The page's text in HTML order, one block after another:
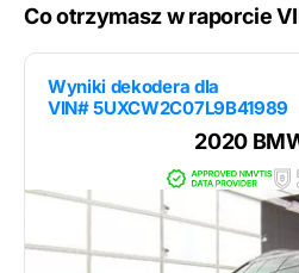
Co otrzymasz w raporcie
Wyniki dekodera dla
VIN# 5UXCW2C07L9B41989
2020